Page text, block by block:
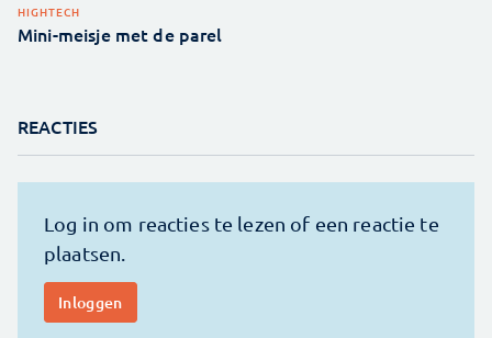
HIGHTECH
Mini-meisje met de parel
REACTIES